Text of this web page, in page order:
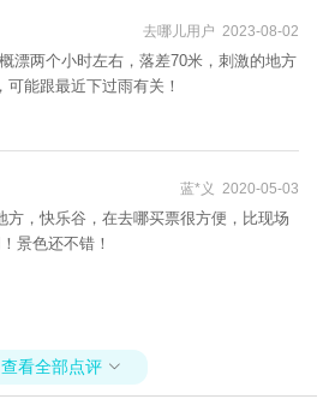
去哪儿用户 2023-08-02
漂两个小时左右，落差70米，刺激的地方
能跟最近下过雨有关！
蓝*义 2020-05-03
方，快乐谷，在去哪买票很方便，比现场
景色还不错！
查看全部点评 